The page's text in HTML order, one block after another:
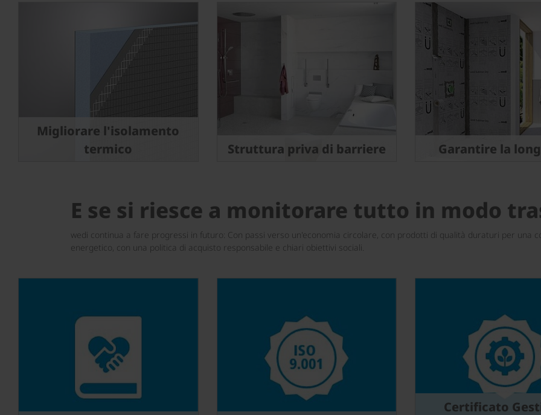
Migliorare l'isolamento
termico
Struttura priva di barriere Garantire la
E se si riesce a monitorare tutto in modo
wedi continua a fare progressi in futuro: Con passi verso un'economia circolare, con prodotti di qualità duraturi per una
energetico, con una politica di acquisto responsabile e chiari obiettivi sociali.
Certificato